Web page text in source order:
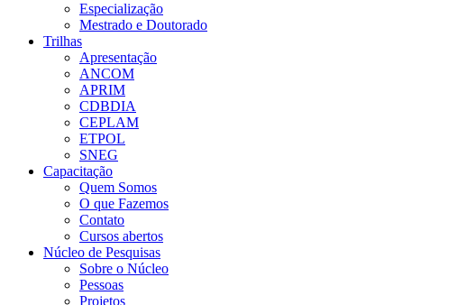
Especialização
Mestrado e Doutorado
Trilhas
Apresentação
ANCOM
APRIM
CDBDIA
CEPLAM
ETPOL
SNEG
Capacitação
Quem Somos
O que Fazemos
Contato
Cursos abertos
Núcleo de Pesquisas
Sobre o Núcleo
Pessoas
Projetos